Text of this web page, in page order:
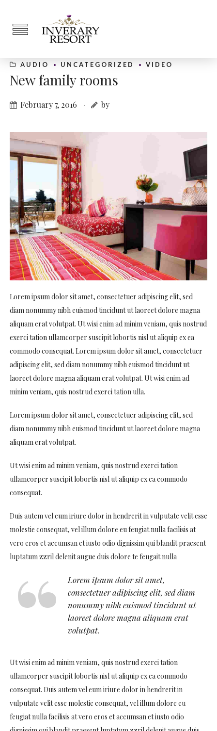
AUDIO UNCATEGORIZED VIDEO
New family rooms
February 7, 2016 by
Lorem ipsum dolor sit amet, consectetuer adipiscing elit, sed
diam nonummy nibh euismod tincidunt ut laoreet dolore magna
aliquam erat volutpat. Ut wisi enim ad minim veniam, quis nostrud
exerci tation ullamcorper suscipit lobortis nisl ut aliquip ex ea
commodo consequat. Lorem ipsum dolor sit amet, consectetuer
adipiscing elit, sed diam nonummy nibh euismod tincidunt ut
laoreet dolore magna aliquam erat volutpat. Ut wisi enim ad
minim veniam, quis nostrud exerci tation ulla.
Lorem ipsum dolor sit amet, consectetuer adipiscing elit, sed
diam nonummy nibh euismod tincidunt ut laoreet dolore magna
aliquam erat volutpat.
Ut wisi enim ad minim veniam, quis nostrud exerci tation
ullamcorper suscipit lobortis nisl ut aliquip ex ea commodo
consequat.
Duis autem vel eum iriure dolor in hendrerit in vulputate velit esse
molestie consequat, vel illum dolore eu feugiat nulla facilisis at
vero eros et accumsan et iusto odio dignissim qui blandit praesent
luptatum zzril delenit augue duis dolore te feugait nulla
Lorem ipsum dolor sit amet,
consectetuer adipiscing elit, sed diam
nonummy nibh euismod tincidunt ut
laoreet dolore magna aliquam erat
volutpat.
Ut wisi enim ad minim veniam, quis nostrud exerci tation
ullamcorper suscipit lobortis nisl ut aliquip ex ea commodo
consequat. Duis autem vel eum iriure dolor in hendrerit in
vulputate velit esse molestie consequat, vel illum dolore eu
feugiat nulla facilisis at vero eros et accumsan et iusto odio